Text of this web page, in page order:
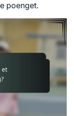
poenget.